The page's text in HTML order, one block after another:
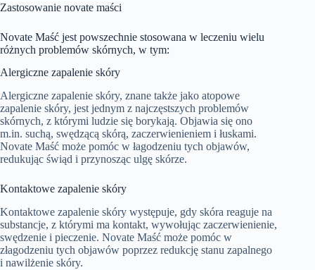
Zastosowanie novate maści
Novate Maść jest powszechnie stosowana w leczeniu wielu
różnych problemów skórnych, w tym:
Alergiczne zapalenie skóry
Alergiczne zapalenie skóry, znane także jako atopowe
zapalenie skóry, jest jednym z najczęstszych problemów
skórnych, z którymi ludzie się borykają. Objawia się ono
m.in. suchą, swędzącą skórą, zaczerwienieniem i łuskami.
Novate Maść może pomóc w łagodzeniu tych objawów,
redukując świąd i przynosząc ulgę skórze.
Kontaktowe zapalenie skóry
Kontaktowe zapalenie skóry występuje, gdy skóra reaguje na
substancje, z którymi ma kontakt, wywołując zaczerwienienie,
swędzenie i pieczenie. Novate Maść może pomóc w
złagodzeniu tych objawów poprzez redukcję stanu zapalnego
i nawilżenie skóry.